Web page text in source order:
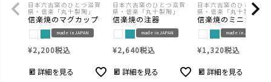
日本六古窯のひとつ滋賀
県・信楽「丸十製陶」
信楽焼のマグカップ
made in JAPAN
¥2,200税込
詳細を見る
日本六古窯のひとつ滋賀
県・信楽「丸十製陶」
信楽焼の注器
made in JAPAN
¥2,640税込
詳細を見る
日本六古窯のひとつ滋賀
県・信楽「丸十製陶」
信楽焼のミニカップ
made in JAPAN
¥1,320税込
詳細を見る